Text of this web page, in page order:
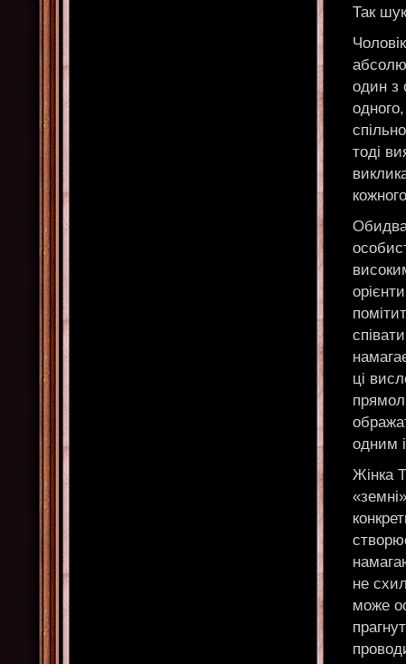
Так
один з
тоді
ці
одним
Жінка
не
може